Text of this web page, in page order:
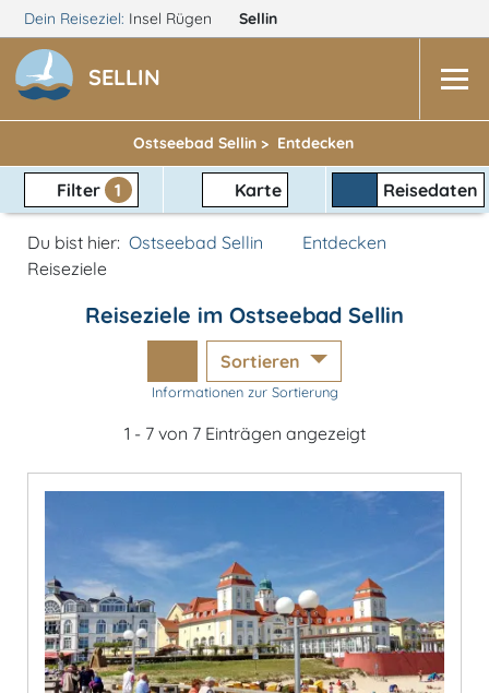
Dein Reiseziel: Insel Rügen Sellin
SELLIN
Ostseebad Sellin > Entdecken
Filter 1 Karte Reisedaten
Du bist hier: Ostseebad Sellin
Entdecken
Reiseziele
Reiseziele im Ostseebad Sellin
Sortieren
Informationen zur Sortierung
1 - 7 von 7 Einträgen angezeigt